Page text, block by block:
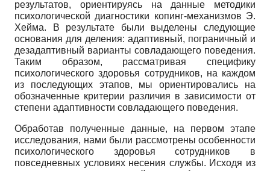
результатов, ориентируясь на данные методики
психологической диагностики копинг-механизмов Э.
Хейма. В результате были выделены следующие
основания для деления: адаптивный, пограничный и
дезадаптивный варианты совладающего поведения.
Таким образом, рассматривая специфику
психологического здоровья сотрудников, на каждом
из последующих этапов, мы ориентировались на
обозначенные критерии различия в зависимости от
степени адаптивности совладающего поведения.
Обработав полученные данные, на первом этапе
исследования, нами были рассмотрены особенности
психологического здоровья сотрудников в
повседневных условиях несения службы. Исходя из